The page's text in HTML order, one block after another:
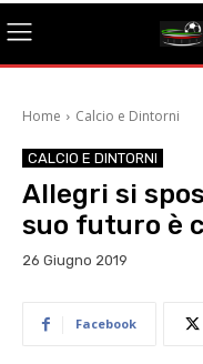
Home Calcio e Dintorni
CALCIO E DINTORNI
Allegri si
suo futuro è
26 Giugno 2019
Facebook